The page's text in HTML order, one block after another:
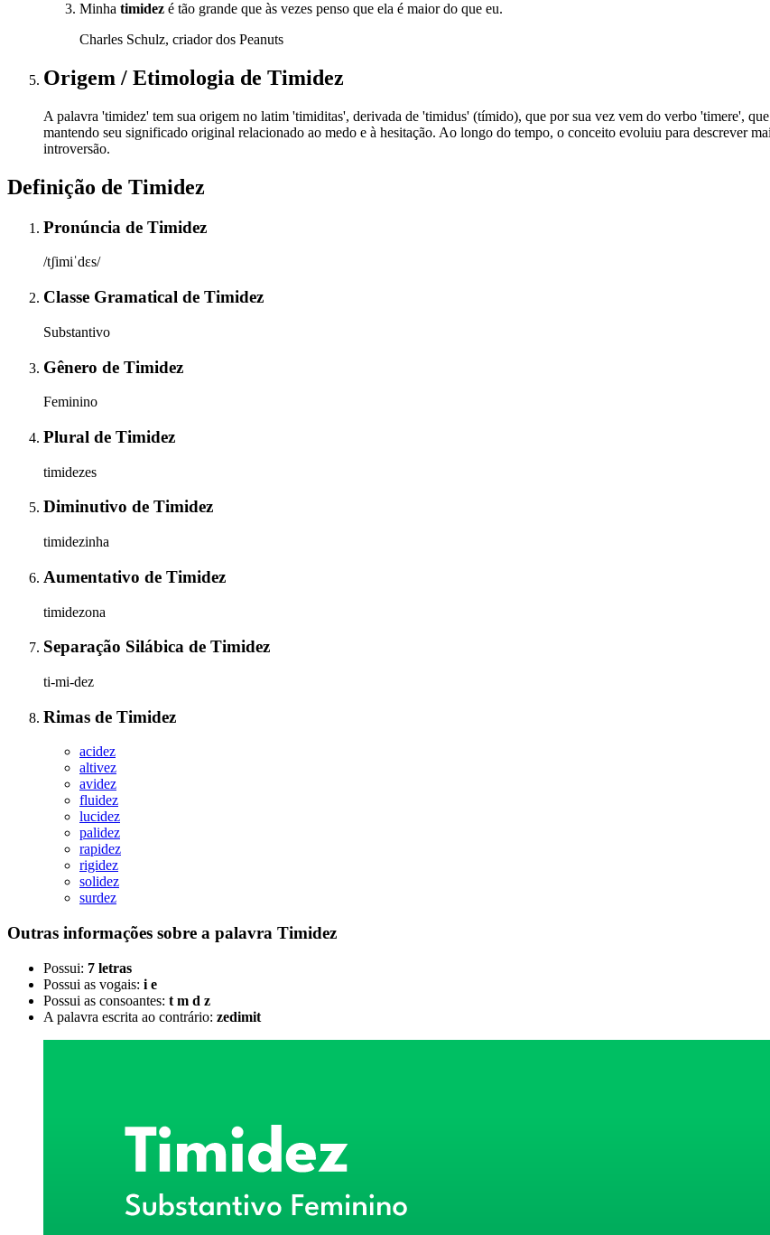
Minha timidez é tão grande que às vezes penso que ela é maior do que eu.
Charles Schulz, criador dos Peanuts
Origem / Etimologia de Timidez
A palavra 'timidez' tem sua origem no latim 'timiditas', derivada de 'timidus' (tímido), que por sua vez vem do verbo 'timere',
mantendo seu significado original relacionado ao medo e à hesitação. Ao longo do tempo, o conceito evoluiu para descrever
introversão.
Definição de Timidez
Pronúncia de Timidez
/tʃimiˈdɛs/
Classe Gramatical de Timidez
Substantivo
Gênero de Timidez
Feminino
Plural de Timidez
timidezes
Diminutivo de Timidez
timidezinha
Aumentativo de Timidez
timidezona
Separação Silábica de Timidez
ti-mi-dez
Rimas de Timidez
acidez
altivez
avidez
fluidez
lucidez
palidez
rapidez
rigidez
solidez
surdez
Outras informações sobre a palavra Timidez
Possui: 7 letras
Possui as vogais: i e
Possui as consoantes: t m d z
A palavra escrita ao contrário: zedimit